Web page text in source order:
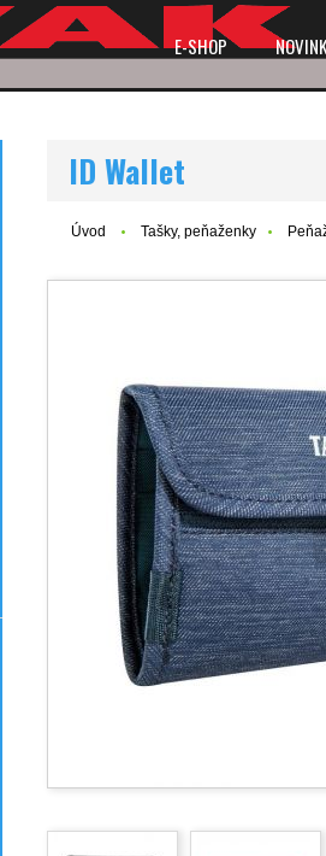
E-SHOP
ID Wallet
Úvod Tašky, peňaženky